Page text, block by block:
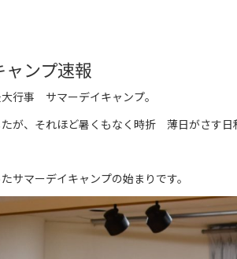
ンプ速報
行事 サマーデイキャンプ。
が、それほど暑くもなく時折 薄日がさす日
サマーデイキャンプの始まりです。